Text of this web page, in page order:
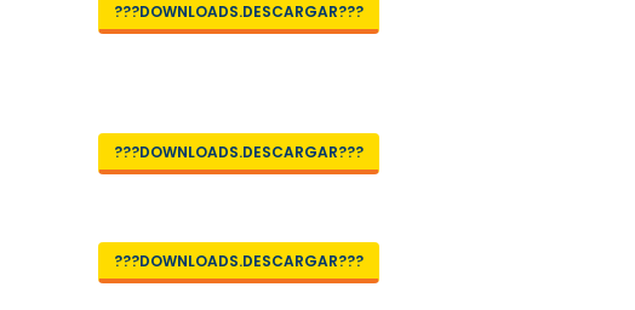
???DOWNLOADS.DESCARGAR???
???DOWNLOADS.DESCARGAR???
???DOWNLOADS.DESCARGAR???